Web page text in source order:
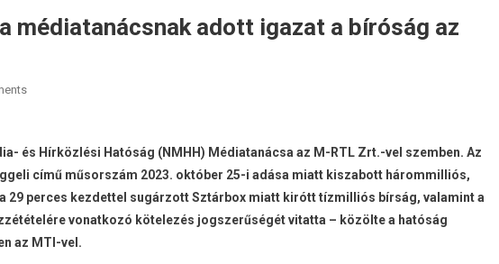
médiatanácsnak adott igazat a bíróság az
és Hírközlési Hatóság (NMHH) Médiatanácsa az M-RTL Zrt.-vel szemben. Az
című műsorszám 2023. október 25-i adása miatt kiszabott hárommilliós,
29 perces kezdettel sugárzott Sztárbox miatt kirótt tízmilliós bírság, valamint a
vonatkozó kötelezés jogszerűségét vitatta – közölte a hatóság
az MTI-vel.